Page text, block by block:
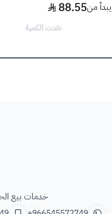
يبدأ من88.55
نفدت الكمية
خدمات بيع